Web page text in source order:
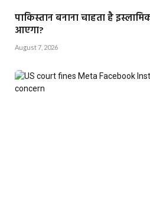
पाकिस्तान बनाना चाहता है
आएगा?
August 7, 2026